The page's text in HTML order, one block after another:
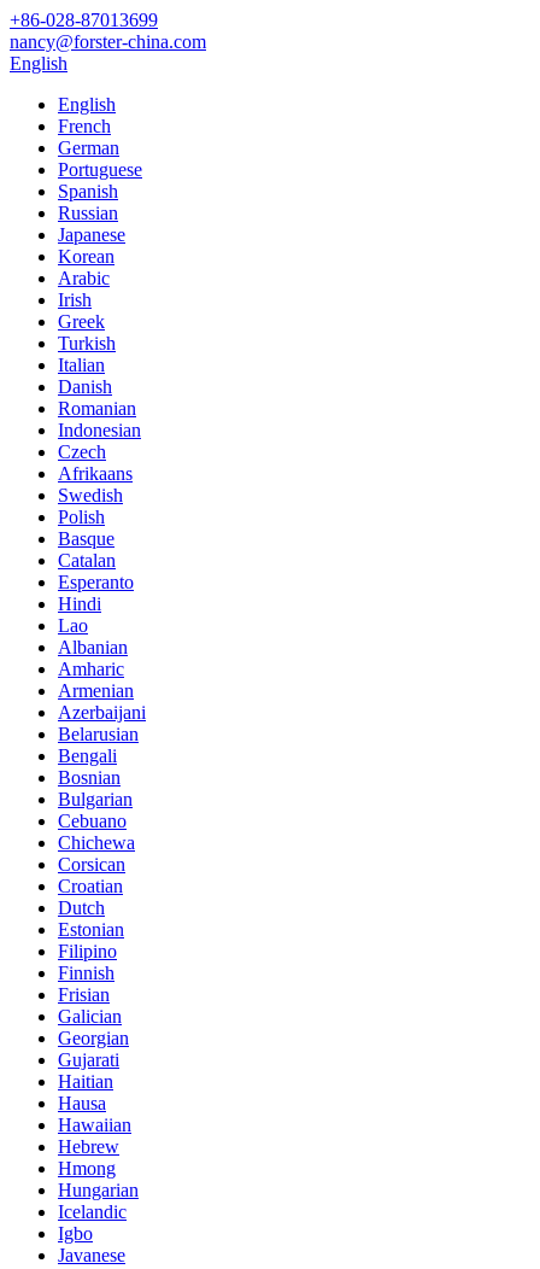
+86-028-87013699
nancy@forster-china.com
English
English
French
German
Portuguese
Spanish
Russian
Japanese
Korean
Arabic
Irish
Greek
Turkish
Italian
Danish
Romanian
Indonesian
Czech
Afrikaans
Swedish
Polish
Basque
Catalan
Esperanto
Hindi
Lao
Albanian
Amharic
Armenian
Azerbaijani
Belarusian
Bengali
Bosnian
Bulgarian
Cebuano
Chichewa
Corsican
Croatian
Dutch
Estonian
Filipino
Finnish
Frisian
Galician
Georgian
Gujarati
Haitian
Hausa
Hawaiian
Hebrew
Hmong
Hungarian
Icelandic
Igbo
Javanese